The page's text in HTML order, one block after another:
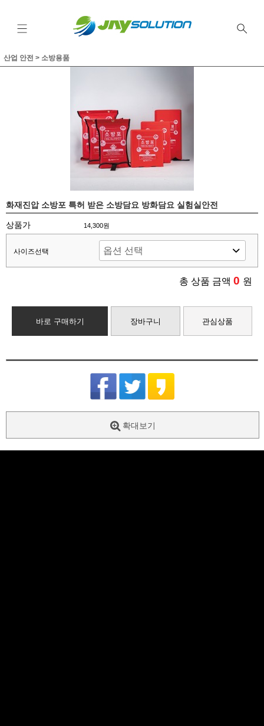
산업 안전 > 소방용품
화재진압 소방포 특허 받은 소방담요 방화담요 실험실안전
상품가 14,300원
사이즈선택
총 상품 금액 0 원
바로 구매하기 장바구니 관심상품
확대보기